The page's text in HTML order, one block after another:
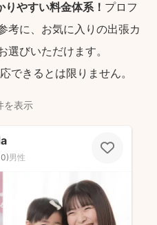
やすい料金体系！ プロフ
考に、お気に入りの出張カ
選びいただけます。
できるとは限りません。
を表示
)男性